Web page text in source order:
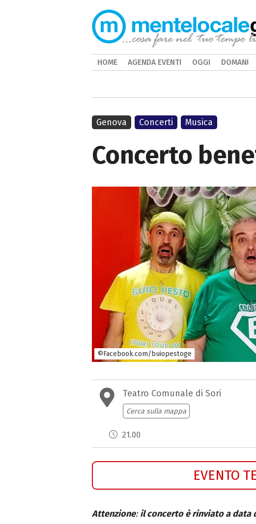
Concerto
©Facebook.com/buiopestoge
Teatro Comunale di Sori
Cerca sulla mappa
21.00
EVENTO
Attenzione:il concerto è rinviato a data
Genova Concerti Musica
HOME AGENDA EVENTI OGGI DOMANI